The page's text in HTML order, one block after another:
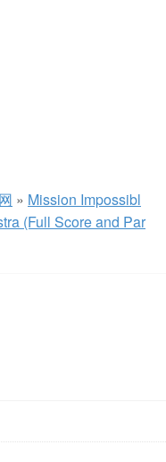
» Mission Impossibl
(Full Score and Par